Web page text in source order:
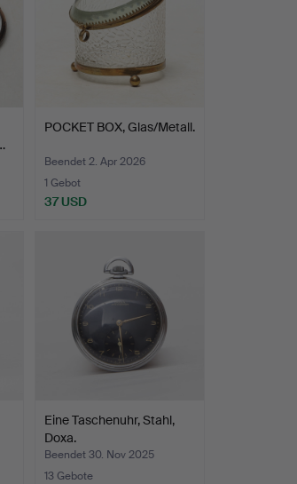
POCKET BOX, Glas/Metall.
Beendet 2. Apr 2026
1 Gebot
37 USD
Eine Taschenuhr, Stahl,
Doxa.
Beendet 30. Nov 2025
13 Gebote